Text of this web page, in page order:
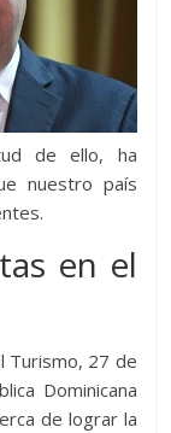
de ello, ha
nuestro país
en el
Turismo, 27 de
Dominicana
de lograr la